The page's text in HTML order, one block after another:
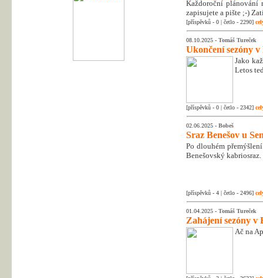
Každoroční plánování
zapisujete a pište ;-)
[příspěvků - 0 | četlo - 2290]
08.10.2025 - Tomáš Tureček
Ukončení sezóny v
Jako
Letos
[příspěvků - 0 | četlo - 2342]
02.06.2025 - Bobeš
Sraz Benešov u
Po dlouhém
Benešovský kabriosraz.
[příspěvků - 4 | četlo - 2496]
01.04.2025 - Tomáš Tureček
Zahájení sezóny v
Ač na